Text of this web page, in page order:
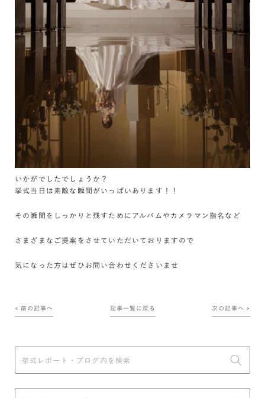
いかがでしたでしょうか？
挙式当日は素敵な瞬間がいっぱいあります！！
その瞬間をしっかりと残すためにアルバムやカメラマン指名など
さまざまなご提案をさせていただいておりますので
気になった方はぜひお問い合わせくださいませ
< 前の記事へ 記事一覧に戻る 次の記事へ >